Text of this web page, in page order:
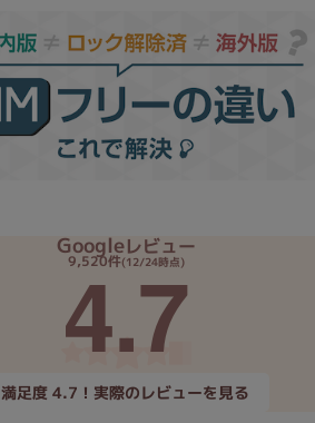
Googleレビュー
9,520件(12/24時点)
4.7
満足度 4.7！実際のレビューを見る